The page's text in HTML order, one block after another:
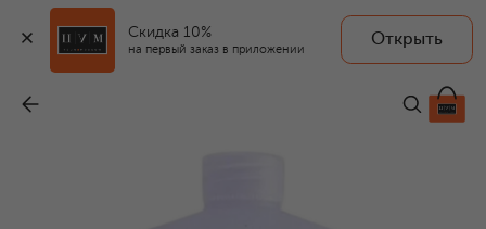
Скидка 10%
на первый заказ в приложении
Открыть
KERASTASE
12 900 ₽